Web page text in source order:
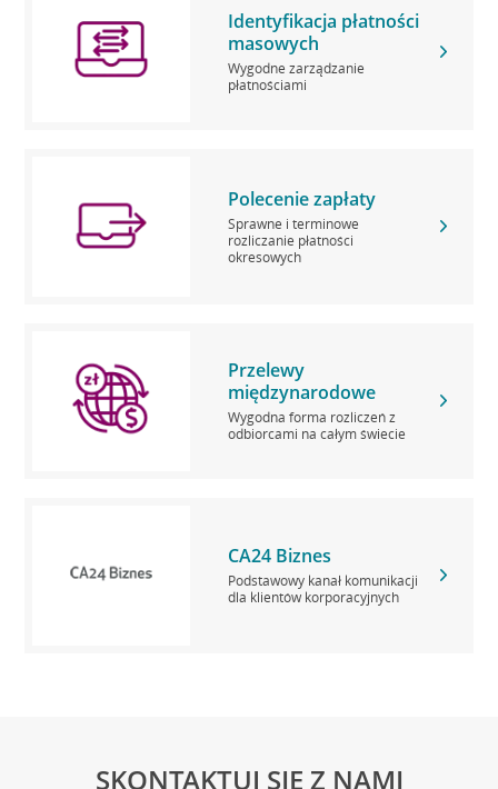
Identyfikacja płatności
masowych
Wygodne zarządzanie
płatnościami
Polecenie zapłaty
Sprawne i terminowe
rozliczanie płatności
okresowych
Przelewy
międzynarodowe
Wygodna forma rozliczeń z
odbiorcami na całym świecie
CA24 Biznes
Podstawowy kanał komunikacji
dla klientów korporacyjnych
SKONTAKTUJ SIĘ Z NAMI